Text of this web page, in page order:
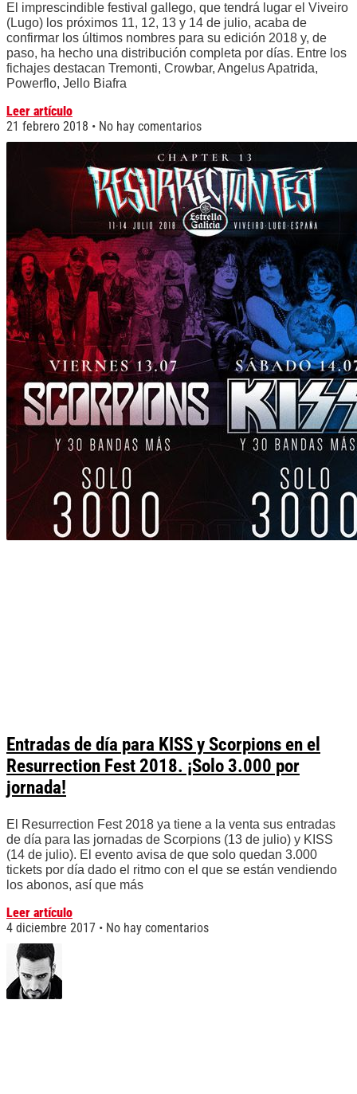
El imprescindible festival gallego, que tendrá lugar el Viveiro
(Lugo) los próximos 11, 12, 13 y 14 de julio, acaba de
confirmar los últimos nombres para su edición 2018 y, de
paso, ha hecho una distribución completa por días. Entre los
fichajes destacan Tremonti, Crowbar, Angelus Apatrida,
Powerflo, Jello Biafra
Leer artículo
21 febrero 2018
No hay comentarios
Entradas de día para KISS y Scorpions en el
Resurrection Fest 2018. ¡Solo 3.000 por
jornada!
El Resurrection Fest 2018 ya tiene a la venta sus entradas
de día para las jornadas de Scorpions (13 de julio) y KISS
(14 de julio). El evento avisa de que solo quedan 3.000
tickets por día dado el ritmo con el que se están vendiendo
los abonos, así que más
Leer artículo
4 diciembre 2017
No hay comentarios